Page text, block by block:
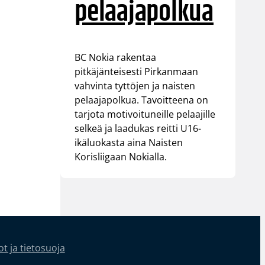
pelaajapolkua
BC Nokia rakentaa
pitkäjänteisesti Pirkanmaan
vahvinta tyttöjen ja naisten
pelaajapolkua. Tavoitteena on
tarjota motivoituneille pelaajille
selkeä ja laadukas reitti U16-
ikäluokasta aina Naisten
Korisliigaan Nokialla.
ja tietosuoja